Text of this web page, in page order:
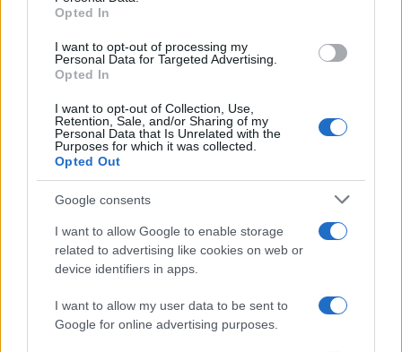
grant or deny consent to Google and its third-party tags to
consent section.
Opted In
I want to opt-out of processing my
Personal Data for Targeted Advertising.
Opted In
I want to opt-out of Collection, Use,
Retention, Sale, and/or Sharing of my
Personal Data that Is Unrelated with the
Purposes for which it was collected.
Opted Out
Google consents
I want to allow Google to enable storage
related to advertising like cookies on web or
device identifiers in apps.
I want to allow my user data to be sent to
Google for online advertising purposes.
FRASI
Frasi celebri
Frasi da condividere
Poesie
Frasi dei film
Frasi film più lette
Incipit dei film